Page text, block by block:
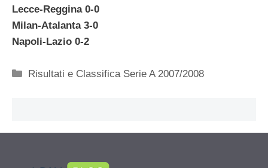
Lecce-Reggina 0-0
Milan-Atalanta 3-0
Napoli-Lazio 0-2
Categorie
Risultati e Classifica Serie A 2007/2008